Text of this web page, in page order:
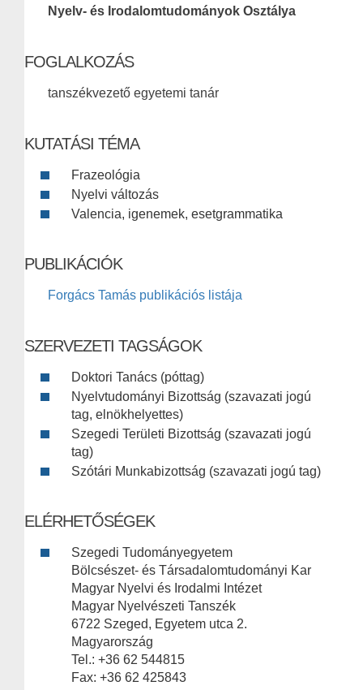
Nyelv- és Irodalomtudományok Osztálya
FOGLALKOZÁS
tanszékvezető egyetemi tanár
KUTATÁSI TÉMA
Frazeológia
Nyelvi változás
Valencia, igenemek, esetgrammatika
PUBLIKÁCIÓK
Forgács Tamás publikációs listája
SZERVEZETI TAGSÁGOK
Doktori Tanács (póttag)
Nyelvtudományi Bizottság (szavazati jogú
tag, elnökhelyettes)
Szegedi Területi Bizottság (szavazati jogú
tag)
Szótári Munkabizottság (szavazati jogú tag)
ELÉRHETŐSÉGEK
Szegedi Tudományegyetem
Bölcsészet- és Társadalomtudományi Kar
Magyar Nyelvi és Irodalmi Intézet
Magyar Nyelvészeti Tanszék
6722 Szeged, Egyetem utca 2.
Magyarország
Tel.: +36 62 544815
Fax: +36 62 425843